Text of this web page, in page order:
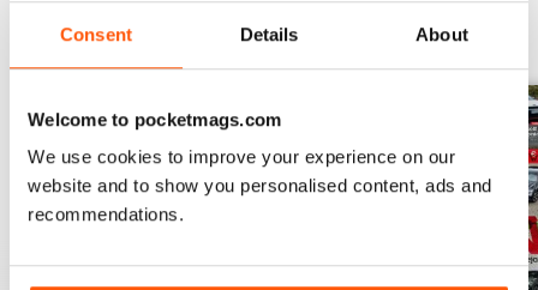
Consent Details About
Welcome to pocketmags.com
We use cookies to improve your experience on our
website and to show you personalised content, ads and
recommendations.
EDIZIONI INDIETRO Visualizza tutti